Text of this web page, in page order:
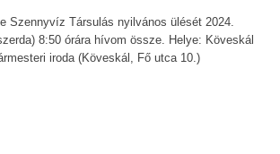
Szennyvíz Társulás nyilvános ülését 2024.
8:50 órára hívom össze. Helye: Köveskál
iroda (Köveskál, Fő utca 10.)